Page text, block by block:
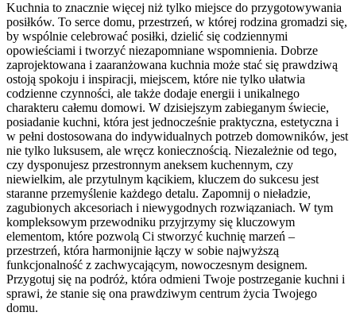
Kuchnia to znacznie więcej niż tylko miejsce do przygotowywania
posiłków. To serce domu, przestrzeń, w której rodzina gromadzi się,
by wspólnie celebrować posiłki, dzielić się codziennymi
opowieściami i tworzyć niezapomniane wspomnienia. Dobrze
zaprojektowana i zaaranżowana kuchnia może stać się prawdziwą
ostoją spokoju i inspiracji, miejscem, które nie tylko ułatwia
codzienne czynności, ale także dodaje energii i unikalnego
charakteru całemu domowi. W dzisiejszym zabieganym świecie,
posiadanie kuchni, która jest jednocześnie praktyczna, estetyczna i
w pełni dostosowana do indywidualnych potrzeb domowników, jest
nie tylko luksusem, ale wręcz koniecznością. Niezależnie od tego,
czy dysponujesz przestronnym aneksem kuchennym, czy
niewielkim, ale przytulnym kącikiem, kluczem do sukcesu jest
staranne przemyślenie każdego detalu. Zapomnij o nieładzie,
zagubionych akcesoriach i niewygodnych rozwiązaniach. W tym
kompleksowym przewodniku przyjrzymy się kluczowym
elementom, które pozwolą Ci stworzyć kuchnię marzeń –
przestrzeń, która harmonijnie łączy w sobie najwyższą
funkcjonalność z zachwycającym, nowoczesnym designem.
Przygotuj się na podróż, która odmieni Twoje postrzeganie kuchni i
sprawi, że stanie się ona prawdziwym centrum życia Twojego
domu.